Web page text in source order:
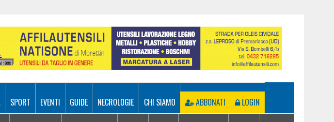
SPORT EVENTI GUIDE NECROLOGIE CHI SIAMO ABBONATI LOGIN